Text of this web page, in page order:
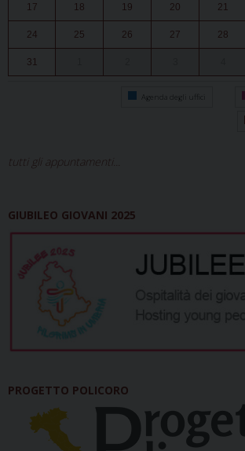
17 18 19 20 21
24 25 26 27 28
31
Agenda degli uffici
tutti gli appuntamenti...
GIUBILEO GIOVANI 2025
PROGETTO POLICORO